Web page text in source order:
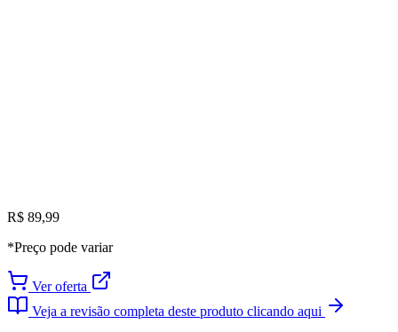
R$ 89,99
*Preço pode variar
Ver oferta
Veja a revisão completa deste produto clicando aqui